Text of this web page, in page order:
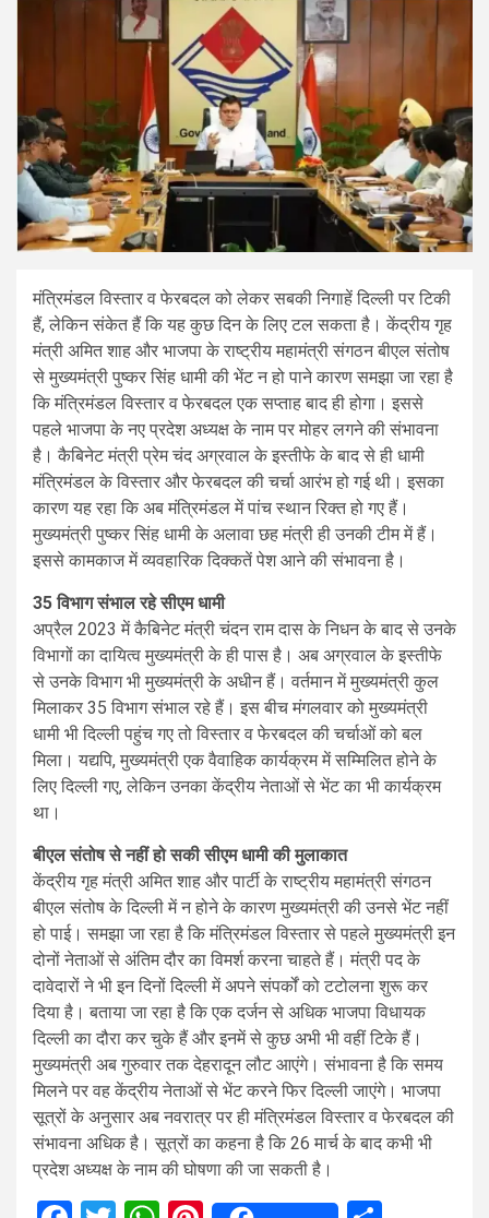
मंत्रिमंडल विस्तार व फेरबदल को लेकर सबकी निगाहें दिल्ली पर टिकी
हैं, लेकिन संकेत हैं कि यह कुछ दिन के लिए टल सकता है। केंद्रीय गृह
मंत्री अमित शाह और भाजपा के राष्ट्रीय महामंत्री संगठन बीएल संतोष
से मुख्यमंत्री पुष्कर सिंह धामी की भेंट न हो पाने कारण समझा जा रहा है
कि मंत्रिमंडल विस्तार व फेरबदल एक सप्ताह बाद ही होगा। इससे
पहले भाजपा के नए प्रदेश अध्यक्ष के नाम पर मोहर लगने की संभावना
है। कैबिनेट मंत्री प्रेम चंद अग्रवाल के इस्तीफे के बाद से ही धामी
मंत्रिमंडल के विस्तार और फेरबदल की चर्चा आरंभ हो गई थी। इसका
कारण यह रहा कि अब मंत्रिमंडल में पांच स्थान रिक्त हो गए हैं।
मुख्यमंत्री पुष्कर सिंह धामी के अलावा छह मंत्री ही उनकी टीम में हैं।
इससे कामकाज में व्यवहारिक दिक्कतें पेश आने की संभावना है।
35 विभाग संभाल रहे सीएम धामी
अप्रैल 2023 में कैबिनेट मंत्री चंदन राम दास के निधन के बाद से उनके
विभागों का दायित्व मुख्यमंत्री के ही पास है। अब अग्रवाल के इस्तीफे
से उनके विभाग भी मुख्यमंत्री के अधीन हैं। वर्तमान में मुख्यमंत्री कुल
मिलाकर 35 विभाग संभाल रहे हैं। इस बीच मंगलवार को मुख्यमंत्री
धामी भी दिल्ली पहुंच गए तो विस्तार व फेरबदल की चर्चाओं को बल
मिला। यद्यपि, मुख्यमंत्री एक वैवाहिक कार्यक्रम में सम्मिलित होने के
लिए दिल्ली गए, लेकिन उनका केंद्रीय नेताओं से भेंट का भी कार्यक्रम
था।
बीएल संतोष से नहीं हो सकी सीएम धामी की मुलाकात
केंद्रीय गृह मंत्री अमित शाह और पार्टी के राष्ट्रीय महामंत्री संगठन
बीएल संतोष के दिल्ली में न होने के कारण मुख्यमंत्री की उनसे भेंट नहीं
हो पाई। समझा जा रहा है कि मंत्रिमंडल विस्तार से पहले मुख्यमंत्री इन
दोनों नेताओं से अंतिम दौर का विमर्श करना चाहते हैं। मंत्री पद के
दावेदारों ने भी इन दिनों दिल्ली में अपने संपर्कों को टटोलना शुरू कर
दिया है। बताया जा रहा है कि एक दर्जन से अधिक भाजपा विधायक
दिल्ली का दौरा कर चुके हैं और इनमें से कुछ अभी भी वहीं टिके हैं।
मुख्यमंत्री अब गुरुवार तक देहरादून लौट आएंगे। संभावना है कि समय
मिलने पर वह केंद्रीय नेताओं से भेंट करने फिर दिल्ली जाएंगे। भाजपा
सूत्रों के अनुसार अब नवरात्र पर ही मंत्रिमंडल विस्तार व फेरबदल की
संभावना अधिक है। सूत्रों का कहना है कि 26 मार्च के बाद कभी भी
प्रदेश अध्यक्ष के नाम की घोषणा की जा सकती है।